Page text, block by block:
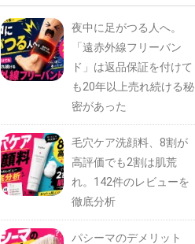
夜中に足がつる人へ。
「遠赤外線フリーバン
ド」は返品保証を付けて
も20年以上売れ続ける秘
密があった
毛穴ケア洗顔料、8割が
高評価でも2割は肌荒
れ。142件のレビューを
徹底分析
パシーマのデメリット